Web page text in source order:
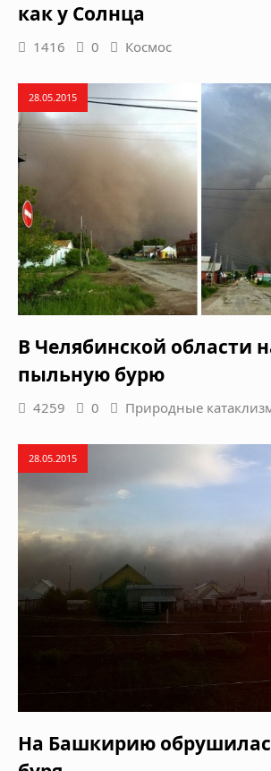
как у Солнца
1416 0 Космос
28.05.2015
В Челябинской области
пыльную бурю
4259 0 Природные
28.05.2015
На Башкирию